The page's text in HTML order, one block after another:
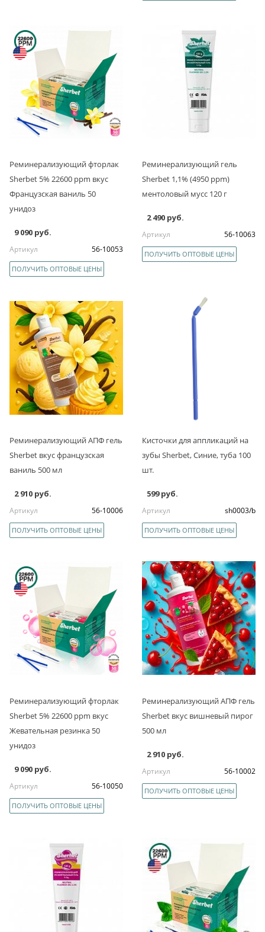
Реминерализующий фторлак
Sherbet 5% 22600 ppm вкус
Французская ваниль 50
унидоз
9 090 руб.
Артикул 56-10053
ПОЛУЧИТЬ ОПТОВЫЕ ЦЕНЫ
Реминерализующий гель
Sherbet 1,1% (4950 ppm)
ментоловый мусс 120 г
2 490 руб.
Артикул 56-10063
ПОЛУЧИТЬ ОПТОВЫЕ ЦЕНЫ
Реминерализующий АПФ гель
Sherbet вкус французская
ваниль 500 мл
2 910 руб.
Артикул 56-10006
ПОЛУЧИТЬ ОПТОВЫЕ ЦЕНЫ
Кисточки для аппликаций на
зубы Sherbet, Синие, туба 100
шт.
599 руб.
Артикул sh0003/b
ПОЛУЧИТЬ ОПТОВЫЕ ЦЕНЫ
Реминерализующий фторлак
Sherbet 5% 22600 ppm вкус
Жевательная резинка 50
унидоз
9 090 руб.
Артикул 56-10050
ПОЛУЧИТЬ ОПТОВЫЕ ЦЕНЫ
Реминерализующий АПФ гель
Sherbet вкус вишневый пирог
500 мл
2 910 руб.
Артикул 56-10002
ПОЛУЧИТЬ ОПТОВЫЕ ЦЕНЫ